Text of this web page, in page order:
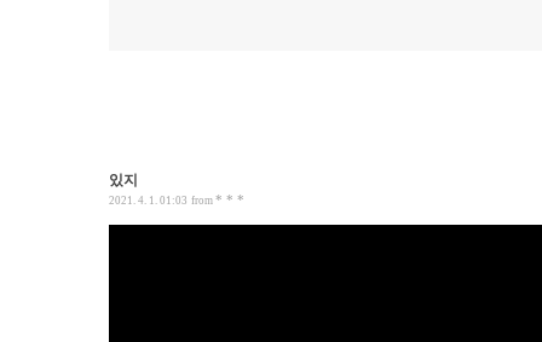
있지
2021. 4. 1. 01:03 from * * *